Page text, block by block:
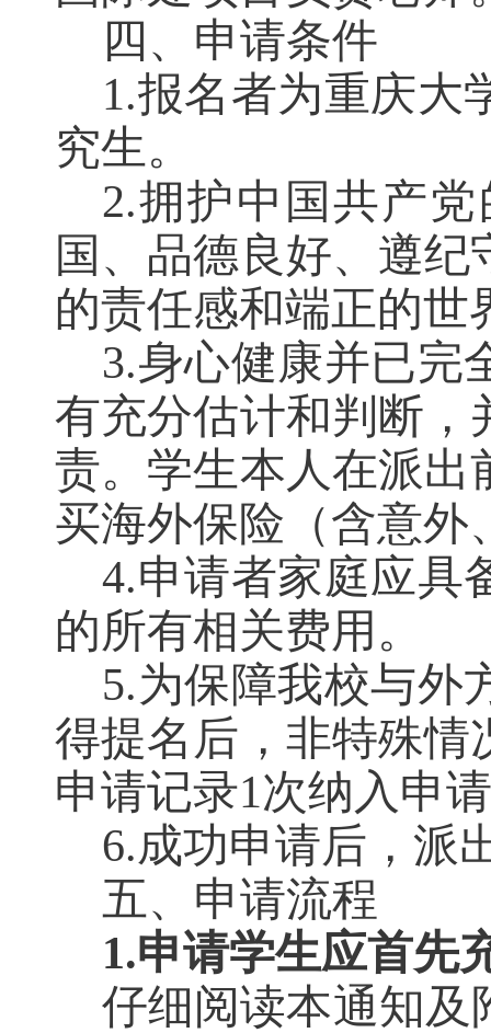
四 、申请条件
1.报名者为重庆大
究生。
2.拥护中国共产
国、品德良好、遵
的责任感和端正的世
3.身心健康并已完
有充分估计和判断，
责。学生本人在派出
买海外保险（含意外
4.申请者家庭应具
的所有相关费用。
5.为保障我校与外
得提名后，非特殊情
申请记录1次纳入申
6.成功申请后，派
五、申请流程
1.申请学生应首先
仔细阅读本通知及